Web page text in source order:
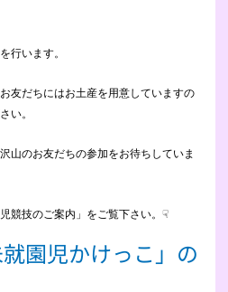
行います。
友だちにはお土産を用意していますの
い。
山のお友だちの参加をお待ちしていま
競技のご案内」をご覧下さい。☟
園児かけっこ」の